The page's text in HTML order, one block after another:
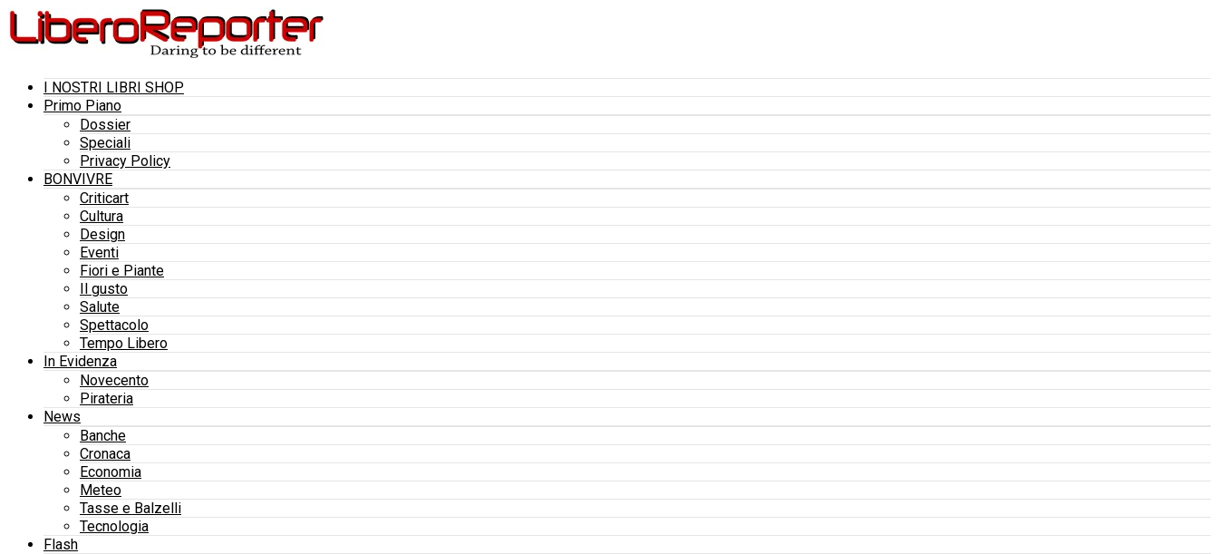
I NOSTRI LIBRI SHOP
Primo Piano
Dossier
Speciali
Privacy Policy
BONVIVRE
Criticart
Cultura
Design
Eventi
Fiori e Piante
Il gusto
Salute
Spettacolo
Tempo Libero
In Evidenza
Novecento
Pirateria
News
Banche
Cronaca
Economia
Meteo
Tasse e Balzelli
Tecnologia
Flash